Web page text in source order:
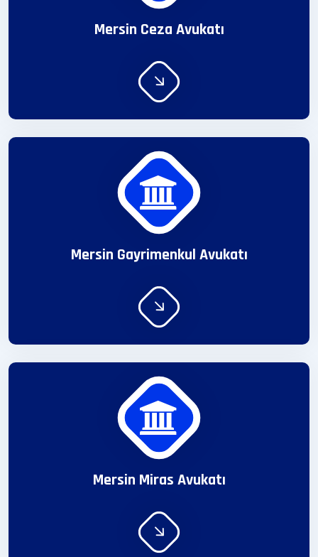
Mersin Ceza Avukatı
Mersin Gayrimenkul Avukatı
Mersin Miras Avukatı